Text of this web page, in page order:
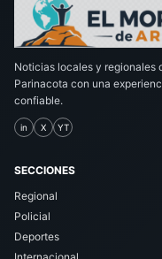
Noticias locales y regionales
Parinacota con una
confiable.
in X YT
SECCIONES
Regional
Policial
Deportes